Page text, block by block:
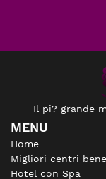
Il pi? grande
MENU
Home
Migliori centri
Hotel con Spa